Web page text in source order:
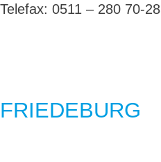
Telefax: 0511 – 280 70-28
FRIEDEBURG